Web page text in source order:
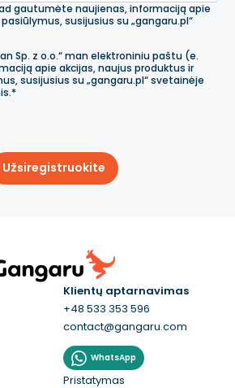
gautumėte naujienas, informaciją apie
susijusius su „gangaru.pl“
Sp. z o.o.“ man elektroniniu paštu (e.
apie akcijas, naujus produktus ir
susijusius su „gangaru.pl“ svetainėje
Užsiregistruokite
Klientų aptarnavimas
+48 533 353 596
contact@gangaru.com
WhatsApp
Pristatymas